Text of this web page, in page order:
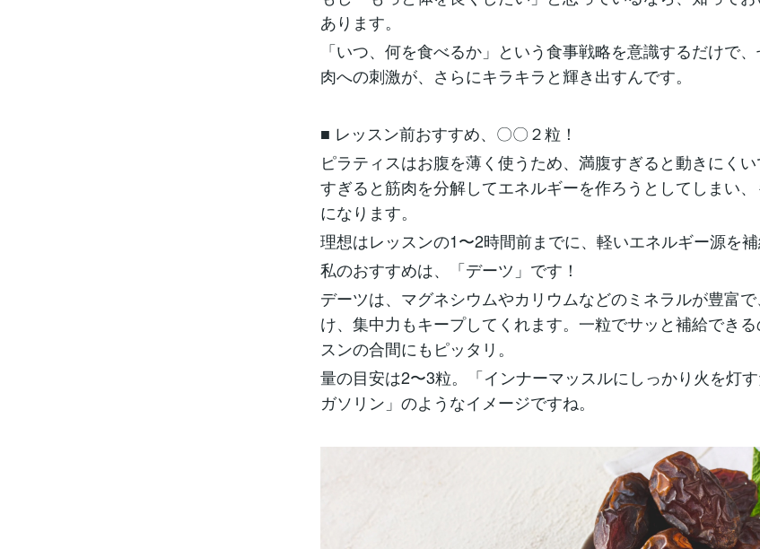
あります。
「いつ、何を食べるか」という食事戦略を意識するだけで
肉への刺激が、さらにキラキラと輝き出すんです。
■ レッスン前おすすめ、〇〇２粒！
ピラティスはお腹を薄く使うため、満腹すぎると動きにく
すぎると筋肉を分解してエネルギーを作ろうとしてしまい
になります。
理想はレッスンの1〜2時間前までに、軽いエネルギー源を補
私のおすすめは、「デーツ」です！
デーツは、マグネシウムやカリウムなどのミネラルが豊富
け、集中力もキープしてくれます。一粒でサッと補給でき
スンの合間にもピッタリ。
量の目安は2〜3粒。「インナーマッスルにしっかり火を灯
ガソリン」のようなイメージですね。